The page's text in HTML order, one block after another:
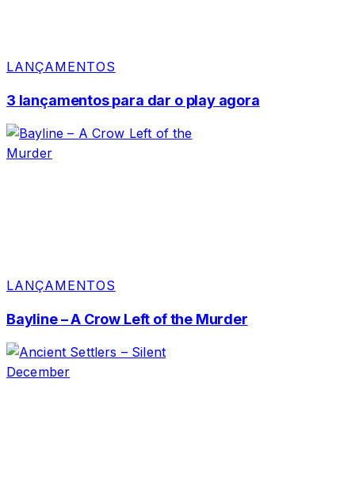
LANÇAMENTOS
3 lançamentos para dar o play agora
LANÇAMENTOS
Bayline – A Crow Left of the Murder